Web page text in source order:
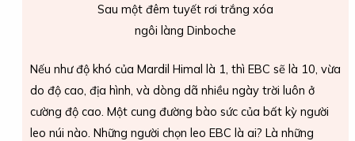
Sau một đêm tuyết rơi trắng xóa
ngôi làng Dinboche
Nếu như độ khó của Mardil Himal là 1, thì EBC sẽ là 10, vừa
do độ cao, địa hình, và dòng dã nhiều ngày trời luôn ở
cường độ cao. Một cung đường bào sức của bất kỳ người
leo núi nào. Những người chọn leo EBC là ai? Là những